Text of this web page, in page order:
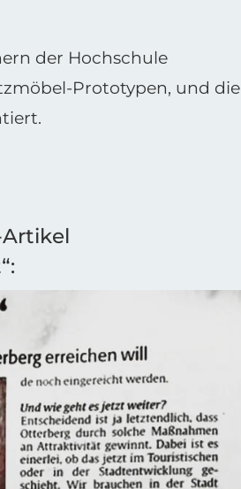
der Hochschule
Prototypen, und die